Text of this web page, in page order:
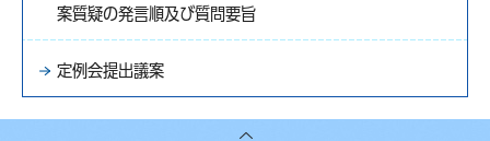
案質疑の発言順及び質問要旨
定例会提出議案